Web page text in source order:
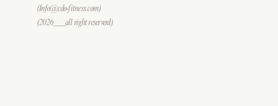
(Info@cdo-fitness.com)
(2026___all right reserverd)